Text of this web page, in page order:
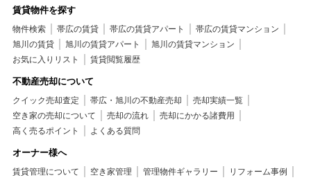
賃貸物件を探す
物件検索 帯広の賃貸 帯広の賃貸アパート
帯広の賃貸マンション
旭川の賃貸
旭川の賃貸アパート
旭川の賃貸マンション
お気に入りリスト
賃貸閲覧履歴
不動産売却について
クイック売却査定 帯広・旭川の不動産売却
売却実績一覧
空き家の売却について
売却の流れ
売却にかかる諸費用
高く売るポイント
よくある質問
オーナー様へ
賃貸管理について 空き家管理 管理物件ギャラリー
リフォーム事例